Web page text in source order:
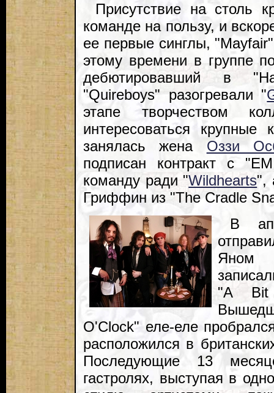
Присутствие на столь
команде на пользу, и
ее первые синглы,
этому времени в группе
дебютировавший в
"Quireboys" разогревали "
этапе творчеством
интересоваться
занялась жена Оззи
подписан контракт с
команду ради "Wildhearts",
Гриффин из "The Cradle
В
Яном
"A Bit
O'Clock" еле-еле
расположился в
Последующие 13
гастролях, выступая в